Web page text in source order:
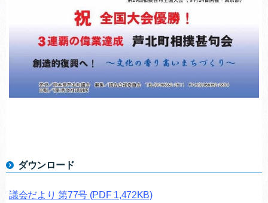
ダウンロード
議会だより 第77号 (PDF 1,472KB)